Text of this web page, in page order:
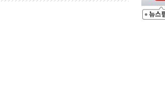
10번째·42일 만 도발